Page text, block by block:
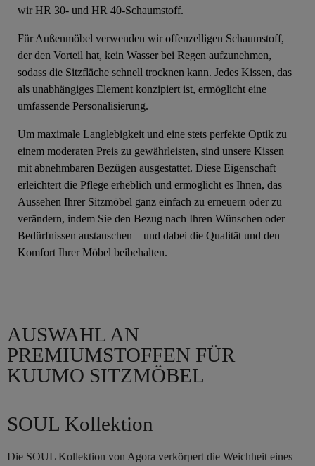
wir HR 30- und HR 40-Schaumstoff.
Für Außenmöbel verwenden wir offenzelligen Schaumstoff,
der den Vorteil hat, kein Wasser bei Regen aufzunehmen,
sodass die Sitzfläche schnell trocknen kann. Jedes Kissen, das
als unabhängiges Element konzipiert ist, ermöglicht eine
umfassende Personalisierung.
Um maximale Langlebigkeit und eine stets perfekte Optik zu
einem moderaten Preis zu gewährleisten, sind unsere Kissen
mit abnehmbaren Bezügen ausgestattet. Diese Eigenschaft
erleichtert die Pflege erheblich und ermöglicht es Ihnen, das
Aussehen Ihrer Sitzmöbel ganz einfach zu erneuern oder zu
verändern, indem Sie den Bezug nach Ihren Wünschen oder
Bedürfnissen austauschen – und dabei die Qualität und den
Komfort Ihrer Möbel beibehalten.
AUSWAHL AN
PREMIUMSTOFFEN FÜR
KUUMO SITZMÖBEL
SOUL Kollektion
Die SOUL Kollektion von Agora verkörpert die Weichheit eines